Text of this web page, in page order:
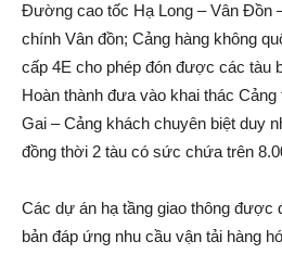
Đường cao tốc Hạ Long – Vân Đồn
chính Vân đồn; Cảng hàng không
cấp 4E cho phép đón được các tàu
Hoàn thành đưa vào khai thác
Gai – Cảng khách chuyên biệt duy
đồng thời 2 tàu có sức chứa trên
Các dự án hạ tầng giao thông được
bản đáp ứng nhu cầu vận tải hàng